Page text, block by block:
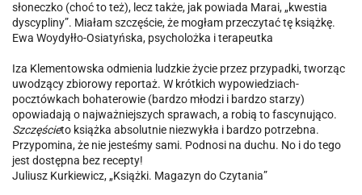
słoneczko (choć to też), lecz także, jak powiada Marai, „kwestia
dyscypliny”. Miałam szczęście, że mogłam przeczytać tę książkę.
Ewa Woydyłło-Osiatyńska, psycholożka i terapeutka
Iza Klementowska odmienia ludzkie życie przez przypadki, tworząc
uwodzący zbiorowy reportaż. W krótkich wypowiedziach-
pocztówkach bohaterowie (bardzo młodzi i bardzo starzy)
opowiadają o najważniejszych sprawach, a robią to fascynująco.
Szczęścieto książka absolutnie niezwykła i bardzo potrzebna.
Przypomina, że nie jesteśmy sami. Podnosi na duchu. No i do tego
jest dostępna bez recepty!
Juliusz Kurkiewicz, „Książki. Magazyn do Czytania”